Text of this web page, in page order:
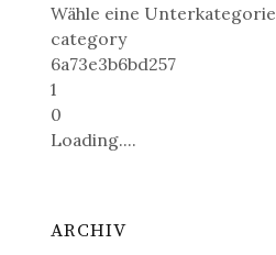
Wähle eine Unterkategorie
category
6a73e3b6bd257
1
0
Loading....
ARCHIV